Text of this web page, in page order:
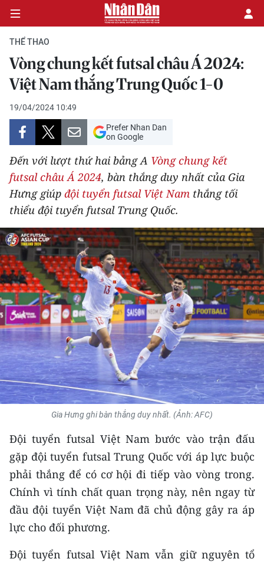
CHÍNH TRỊ
KINH TẾ
VĂN HÓA
XÃ HỘI
PHÁP LUẬT
THẾ GIỚI
THỂ THAO
GIÁO DỤC
Y TẾ
KHOA HỌC - CÔNG NGHỆ
MÔI TRƯỜNG
KIỂM CHỨNG THÔNG TIN
TRI THỨC CHUYÊN SÂU
54 DÂN TỘC VIỆT NAM
CHƯƠNG TRÌNH OCOP - MỖI XÃ
MỘT SẢN PHẨM
THỂ THAO
Vòng chung kết futsal châu Á 2024:
Việt Nam thắng Trung Quốc 1-0
19/04/2024 10:49
Prefer Nhan Dan
on Google
Đến với lượt thứ hai bảng A Vòng chung kết
futsal châu Á 2024, bàn thắng duy nhất của Gia
Hưng giúp đội tuyển futsal Việt Nam thắng tối
thiểu đội tuyển futsal Trung Quốc.
Gia Hưng ghi bàn thắng duy nhất. (Ảnh: AFC)
Đội tuyển futsal Việt Nam bước vào trận đấu
gặp đội tuyển futsal Trung Quốc với áp lực buộc
phải thắng để có cơ hội đi tiếp vào vòng trong.
Chính vì tính chất quan trọng này, nên ngay từ
đầu đội tuyển Việt Nam đã chủ động gây ra áp
lực cho đối phương.
Đội tuyển futsal Việt Nam vẫn giữ nguyên tổ